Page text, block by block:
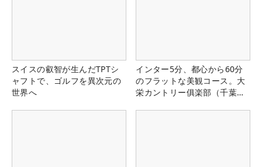
スイスの叡智が生んだTPTシ
ャフトで、ゴルフを異次元の
世界へ
インター5分、都心から60分
のフラットな美観コース。大
栄カントリー俱楽部（千葉